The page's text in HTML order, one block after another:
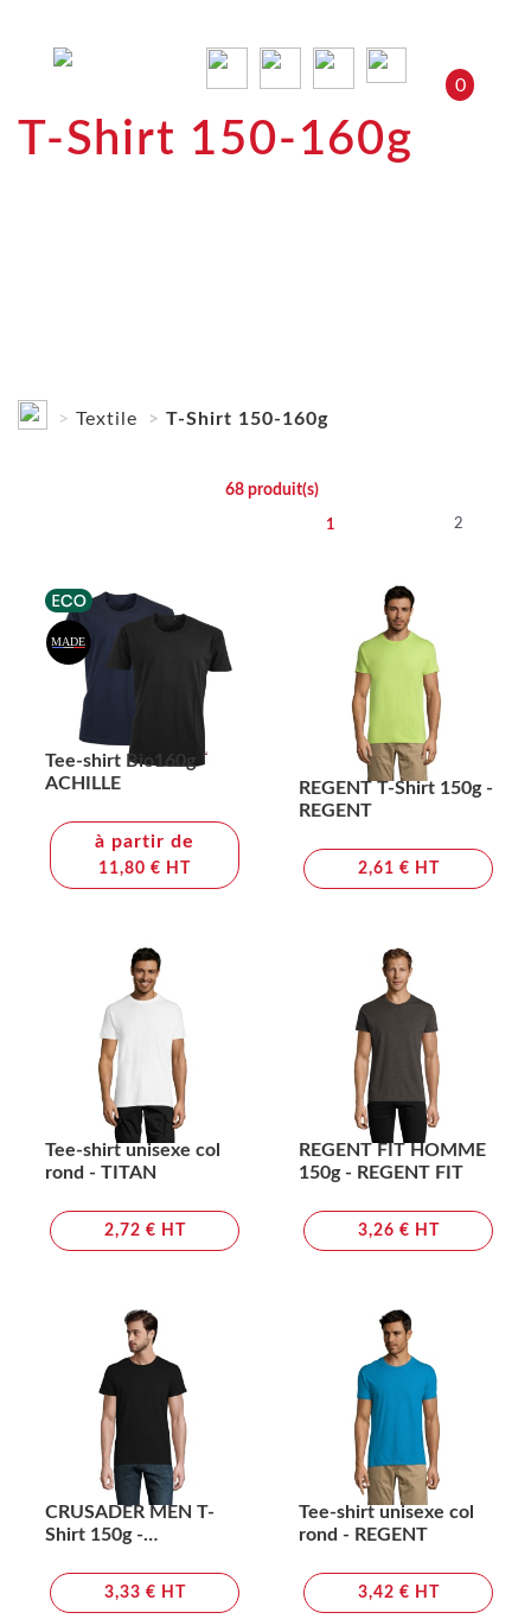
0
T-Shirt 150-160g
Textile T-Shirt 150-160g
68produit(s)
1 2
Tee-shirt Bio160g
ACHILLE
à partir de
11,80 € HT
REGENT T-Shirt 150g -
REGENT
2,61 € HT
Tee-shirt unisexe col
rond - TITAN
2,72 € HT
REGENT FIT HOMME
150g - REGENT FIT
3,26 € HT
CRUSADER MEN T-
Shirt 150g -
3,33 € HT
Tee-shirt unisexe col
rond - REGENT
3,42 € HT